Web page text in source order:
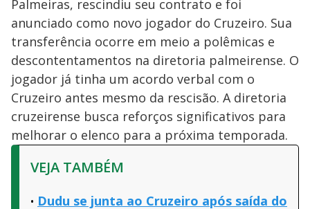
Palmeiras, rescindiu seu contrato e foi
anunciado como novo jogador do Cruzeiro. Sua
transferência ocorre em meio a polêmicas e
descontentamentos na diretoria palmeirense. O
jogador já tinha um acordo verbal com o
Cruzeiro antes mesmo da rescisão. A diretoria
cruzeirense busca reforços significativos para
melhorar o elenco para a próxima temporada.
VEJA TAMBÉM
Dudu se junta ao Cruzeiro após saída do